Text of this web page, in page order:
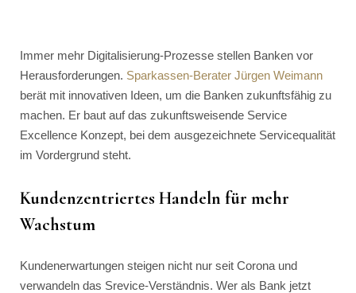
Immer mehr Digitalisierung-Prozesse stellen Banken vor
Herausforderungen. Sparkassen-Berater Jürgen Weimann
berät mit innovativen Ideen, um die Banken zukunftsfähig zu
machen. Er baut auf das zukunftsweisende Service
Excellence Konzept, bei dem ausgezeichnete Servicequalität
im Vordergrund steht.
Kundenzentriertes Handeln für mehr
Wachstum
Kundenerwartungen steigen nicht nur seit Corona und
verwandeln das Srevice-Verständnis. Wer als Bank jetzt